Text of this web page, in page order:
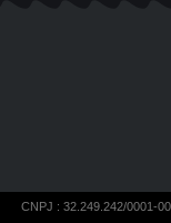
CNPJ : 32.249.242/0001-